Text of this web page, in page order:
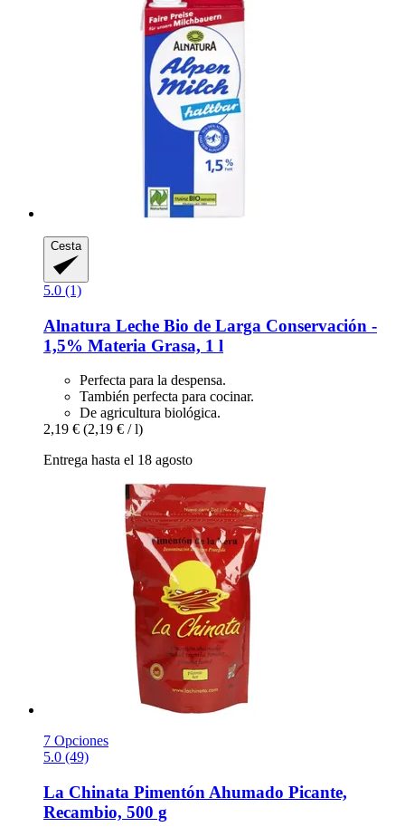
Cesta
5.0 (1)
Alnatura Leche Bio de Larga Conservación -​
1,5% Materia Grasa, 1 l
Perfecta para la despensa.
También perfecta para cocinar.
De agricultura biológica.
2,19 € (2,19 € / l)
Entrega hasta el 18 agosto
7 Opciones
5.0 (49)
La Chinata Pimentón Ahumado Picante,
Recambio, 500 g